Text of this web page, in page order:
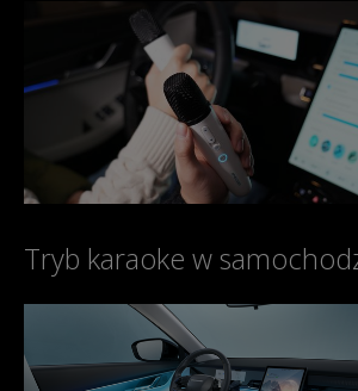
Tryb karaoke w